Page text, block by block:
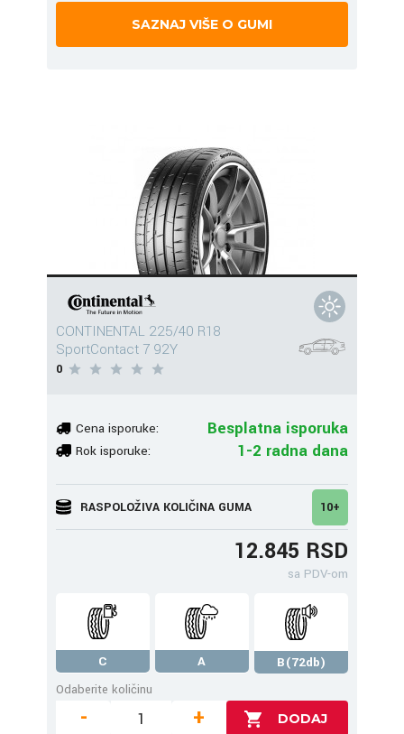
SAZNAJ VIŠE O GUMI
CONTINENTAL 225/40 R18
SportContact 7 92Y
0
Cena isporuke: Besplatna isporuka
Rok isporuke: 1-2 radna dana
RASPOLOŽIVA KOLIČINA GUMA 10+
12.845 RSD
sa PDV-om
C A
B(72db)
Odaberite količinu
- +